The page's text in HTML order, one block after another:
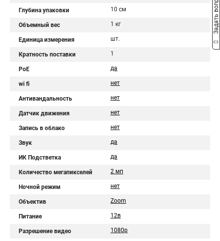
Глубина упаковки 10 см
Объемный вес 1 кг
Единица измерения шт.
Кратность поставки 1
PoE да
wi fi нет
Антивандальность нет
Датчик движения нет
Запись в облако нет
Звук да
ИК Подстветка да
Количество мегапикселей 2 мп
Ночной режим нет
Объектив Zoom
Питание 12в
Разрешение видео 1080p
Задать вопрос